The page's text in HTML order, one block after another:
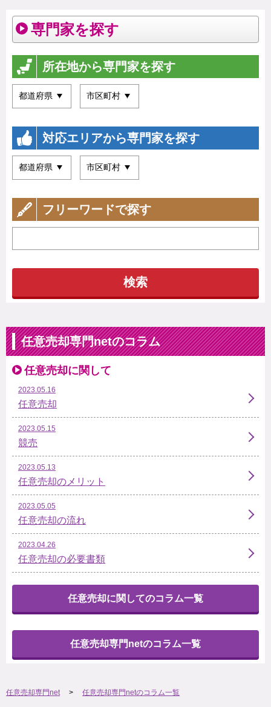
専門家を探す
所在地から専門家を探す
対応エリアから専門家を探す
フリーワードで探す
検索
任意売却専門netのコラム
任意売却に関して
2023.05.16
任意売却
2023.05.15
競売
2023.05.13
任意売却のメリット
2023.05.05
任意売却の流れ
2023.04.26
任意売却の必要書類
任意売却に関してのコラム一覧
任意売却専門netのコラム一覧
任意売却専門net 任意売却専門netのコラム一覧